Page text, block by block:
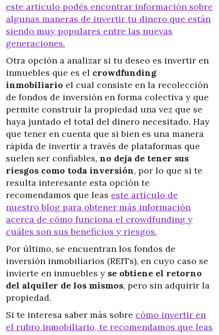
este artículo podés encontrar información sobre
algunas maneras de invertir tu dinero que están
siendo muy populares entre las nuevas
generaciones.
Otra opción a analizar si tu deseo es invertir en
inmuebles que es el crowdfunding
inmobiliario el cual consiste en la recolección
de fondos de inversión en forma colectiva y que
permite construir la propiedad una vez que se
haya juntado el total del dinero necesitado. Hay
que tener en cuenta que si bien es una manera
rápida de invertir a través de plataformas que
suelen ser confiables, no deja de tener sus
riesgos como toda inversión, por lo que si te
resulta interesante esta opción te
recomendamos que leas este artículo de
nuestro blog para obtener más información
acerca de cómo funciona el crowdfunding y
cuáles son sus beneficios y riesgos.
Por último, se encuentran los fondos de
inversión inmobiliarios (REITs), en cuyo caso se
invierte en inmuebles y se obtiene el retorno
del alquiler de los mismos, pero sin adquirir la
propiedad.
Si te interesa saber más sobre cómo invertir en
el rubro inmobiliario, te recomendamos que leas